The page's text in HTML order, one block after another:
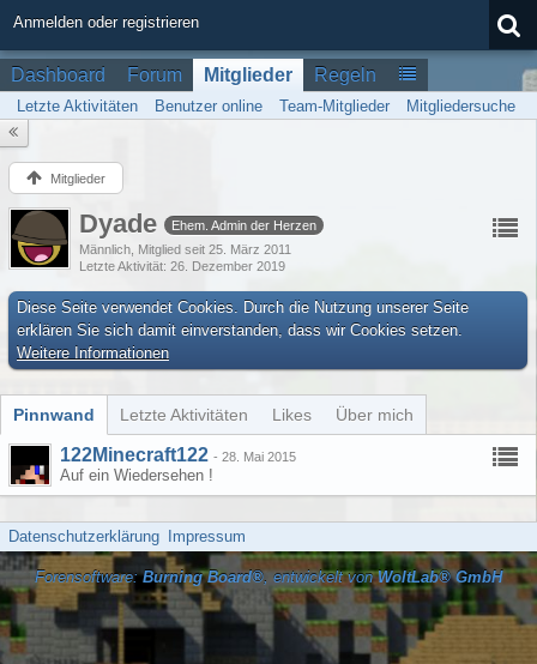
Anmelden oder registrieren
Dashboard Forum Mitglieder Regeln
Letzte Aktivitäten Benutzer online Team-Mitglieder Mitgliedersuche
Mitglieder
Dyade
Ehem. Admin der Herzen
Männlich Mitglied seit 25. März 2011
Letzte Aktivität 26. Dezember 2019
Diese Seite verwendet Cookies. Durch die Nutzung unserer Seite
erklären Sie sich damit einverstanden, dass wir Cookies setzen.
Weitere Informationen
Pinnwand Letzte Aktivitäten Likes Über mich
122Minecraft122 - 28. Mai 2015
Auf ein Wiedersehen !
Datenschutzerklärung Impressum
Forensoftware:Burning Board®, entwickelt vonWoltLab® GmbH